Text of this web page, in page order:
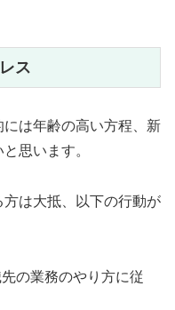
ス
は年齢の高い方程、新
思います。
は大抵、以下の行動が
の業務のやり方に従